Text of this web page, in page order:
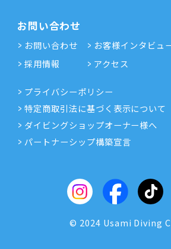
お問い合わせ
お問い合わせ お客様インタビュ
採用情報
アクセス
プライバシーポリシー
特定商取引法に基づく表示について
ダイビングショップオーナー様へ
パートナーシップ構築宣言
© 2024 Usami Diving